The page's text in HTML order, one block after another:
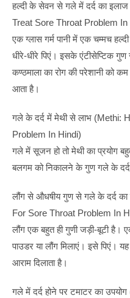
हल्दी के सेवन से गले में दर्द का
Treat Sore Throat Problem In
एक ग्लास गर्म पानी में एक चम्मच
धीरे-धीरे पिएं। इसके एंटीसेप्टिक
कण्ठमाला का रोग की परेशानी को
आता है।
गले के दर्द में मेथी से लाभ (Methi:
Problem In Hindi)
गले में सूजन हो तो मेथी का प्रयोग
बलगम को निकालने के गुण गले के
लौंग से औधषीय गुण से गले के दर्द
For Sore Throat Problem In
लौंग एक बहुत ही गुणी जड़ी-बूटी है।
पाउडर या लौंग मिलाएं। इसे पिएं।
आराम दिलाता है।
गले में दर्द होने पर टमाटर का